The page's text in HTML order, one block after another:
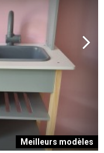
Meilleurs modèles